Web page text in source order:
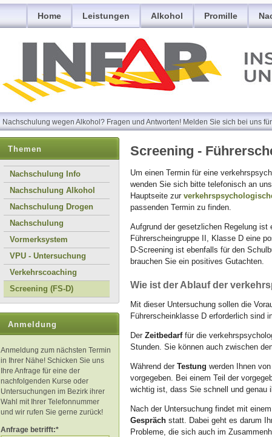
Home Leistungen Alkohol Promille
Nachschulung wegen Alkohol? Fragen und Antworten! Melden Sie sich bei uns
Themen
Nachschulung Info
Nachschulung Alkohol
Nachschulung Drogen
Nachschulung
Vormerksystem
VPU - Untersuchung
Verkehrscoaching
Screening (FS-D)
Anmeldung
Anmeldung zum nächsten Termin
in Ihrer Nähe! Schicken Sie uns
Ihre Anfrage für eine der
nachfolgenden Kurse oder
Untersuchungen im Bezirk ihrer
Wahl mit Ihrer Telefonnummer
und wir rufen Sie gerne zurück!
Anfrage betrifft:*
Screening -
Um einen Termin für eine
wenden Sie sich bitte telefonisch an
Hauptseite zur
passenden Termin zu finden.
Aufgrund der gesetzlichen Regelung
Führerscheingruppe II, Klasse D eine
D-Screening ist ebenfalls für den
brauchen Sie ein positives Gutachten.
Wie ist der Ablauf der
Mit dieser Untersuchung sollen die
Führerscheinklasse D erforderlich sind
Der Zeitbedarffür die
Stunden. Sie können auch zwischen
Während der Testung werden Ihnen
vorgegeben. Bei einem Teil der
wichtig ist, dass Sie schnell und genau
Nach der Untersuchung findet mit
Gespräch statt. Dabei geht es darum
Probleme, die sich auch im